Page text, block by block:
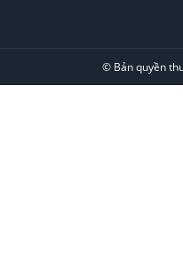
© Bản quyền